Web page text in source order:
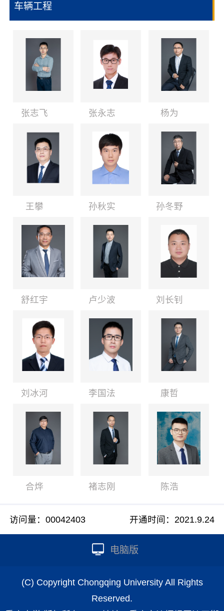
车辆工程
张志飞 张永志 杨为
王攀 孙秋实 孙冬野
舒红宇 卢少波 刘长钊
刘冰河 李国法 康哲
合烨 褚志刚 陈浩
访问量：00042403 开通时间： 2021.9.24
电脑版
(C) Copyright Chongqing University All Rights
Reserved.